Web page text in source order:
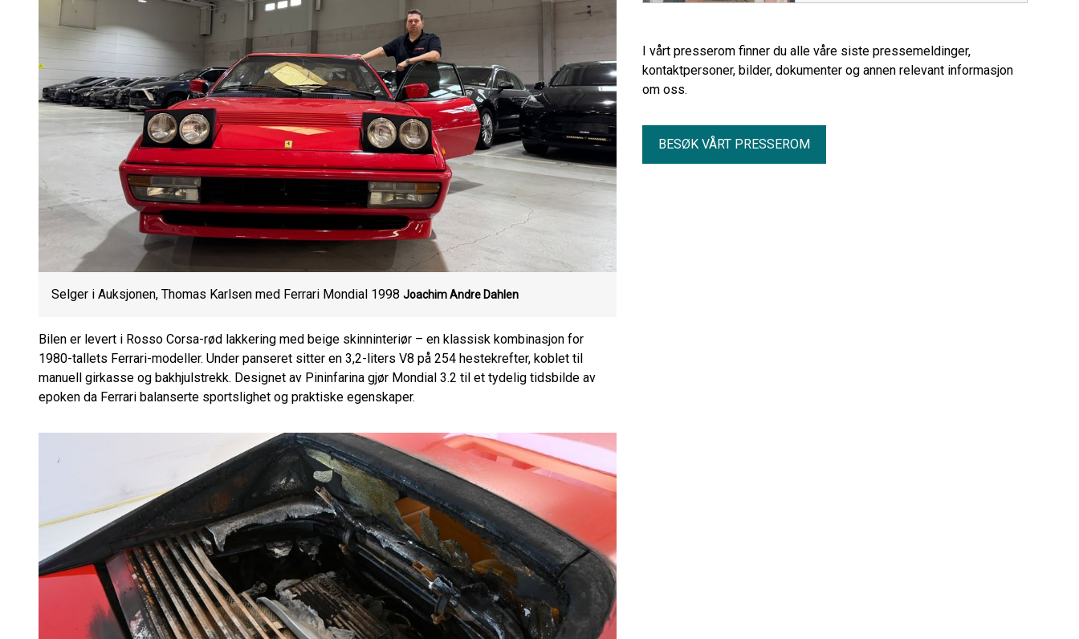
Selger i Auksjonen, Thomas Karlsen med Ferrari Mondial 1998 Joachim Andre Dahlen
Bilen er levert i Rosso Corsa-rød lakkering med beige skinninteriør – en klassisk kombinasjon for
1980-tallets Ferrari-modeller. Under panseret sitter en 3,2-liters V8 på 254 hestekrefter, koblet til
manuell girkasse og bakhjulstrekk. Designet av Pininfarina gjør Mondial 3.2 til et tydelig tidsbilde av
epoken da Ferrari balanserte sportslighet og praktiske egenskaper.
I vårt presserom finner du alle våre siste pressemeldinger,
kontaktpersoner, bilder, dokumenter og annen relevant informasjon
om oss.
BESØK VÅRT PRESSEROM